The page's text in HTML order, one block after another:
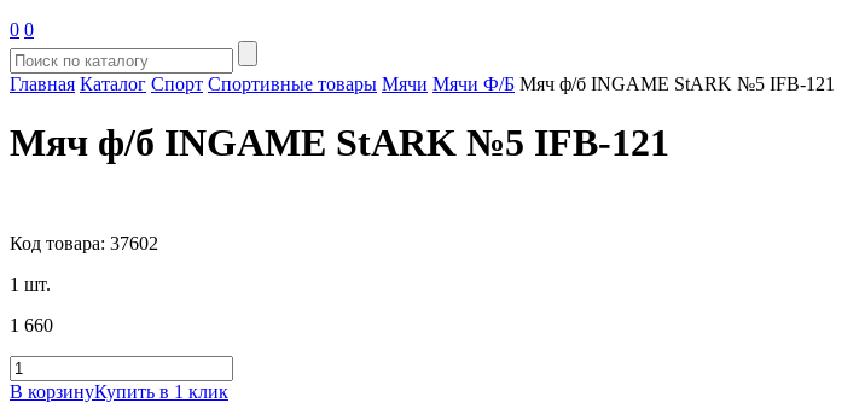
0 0
Главная Каталог Спорт Спортивные товары Мячи Мячи Ф/Б Мяч ф/б INGAME StARK №5 IFB-121
Мяч ф/б INGAME StARK №5 IFB-121
Код товара: 37602
1 шт.
1 660
В корзинуКупить в 1 клик